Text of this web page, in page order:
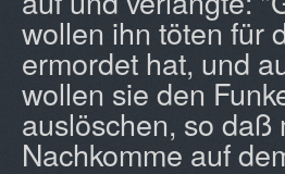
wollen ihn töten für
ermordet hat, und
wollen sie den
auslöschen, so
Nachkomme auf